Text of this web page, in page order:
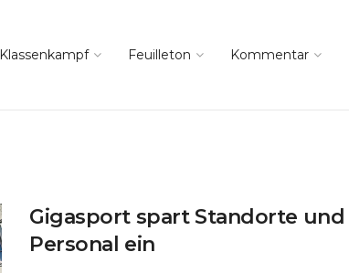
Klassenkampf Feuilleton Kommentar
Gigasport spart Standorte und
Personal ein